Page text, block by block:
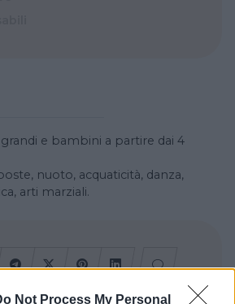
Not Process My Personal
e bambini a partire dai 4
nuoto, acquaticità, danza,
arti marziali.